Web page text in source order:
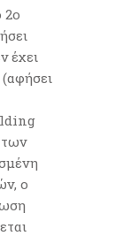
2ο
έχει
των
ο